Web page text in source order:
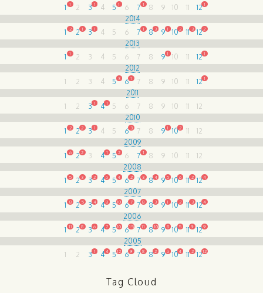
1
1 2 3 1 4 5 1 6 7 1 8 9 10 11 121
2014
1
2 2 1 3 1 4 5 6 7 1 8 3 9 1 102 11 3 122
2013
1
1 2 3 4 5 6 7 8 9 1 10 11 121
2012
1
2 3 4 5 3 6 1 7 8 9 10 11 121
2011
1
2 3 1 4 1 5 6 7 8 9 10 11
12
2010
1
2 2 2 3 1 4 5 6 3 7 8 9 1 102 11
12
2009
1 6 2 2 3 4 1 5 2 6 7 1 8 9 10 11
12
2008
1 5 2 3 3 2 4 6 5 4 6 2 7 3 8 4 9 5 106 11 2 124
2007
1 8 2 5 3 4 4 8 510 6 7 7 8 8 3 9 1 102 11 3 124
2006
1 11 2 8 3 6 4 7 510 615 7 11 810 9 8 105 11 9 129
2005
1
2 3 1 4 4 512 69 7 8 8 2 9 6 104 11 2 1212
Tag Cloud